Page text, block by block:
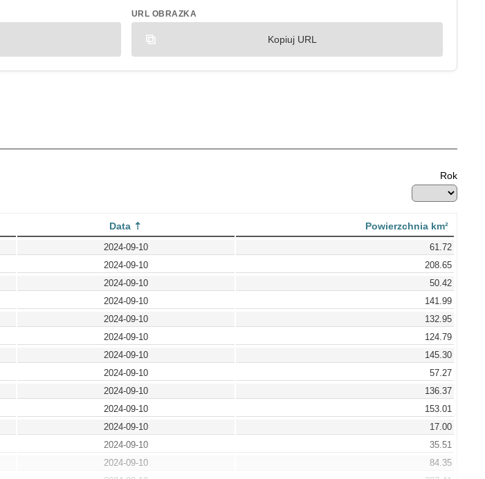
URL OBRAZKA
Kopiuj URL
Rok
Data Powierzchnia km²
2024-09-10
61.72
2024-09-10
208.65
2024-09-10
50.42
2024-09-10
141.99
2024-09-10
132.95
2024-09-10
124.79
2024-09-10
145.30
2024-09-10
57.27
2024-09-10
136.37
2024-09-10
153.01
2024-09-10
17.00
2024-09-10
35.51
2024-09-10
84.35